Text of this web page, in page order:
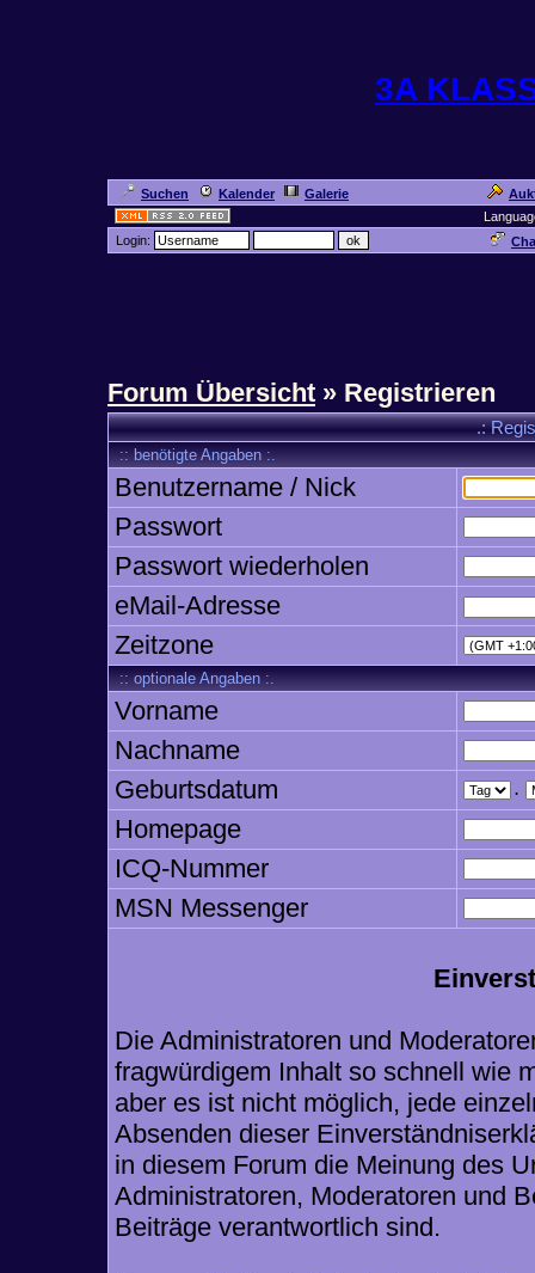
3A
Suchen Kalender Galerie
Login:
Forum Übersicht » Registrieren
.:
:: benötigte Angaben :.
Benutzername / Nick
Passwort
Passwort wiederholen
eMail-Adresse
Zeitzone
:: optionale Angaben :.
Vorname
Nachname
Geburtsdatum
.
Homepage
ICQ-Nummer
MSN Messenger
Die Administratoren und
fragwürdigem Inhalt so schnell wie
aber es ist nicht möglich, jede
Absenden dieser
in diesem Forum die Meinung des
Administratoren, Moderatoren und
Beiträge verantwortlich sind.